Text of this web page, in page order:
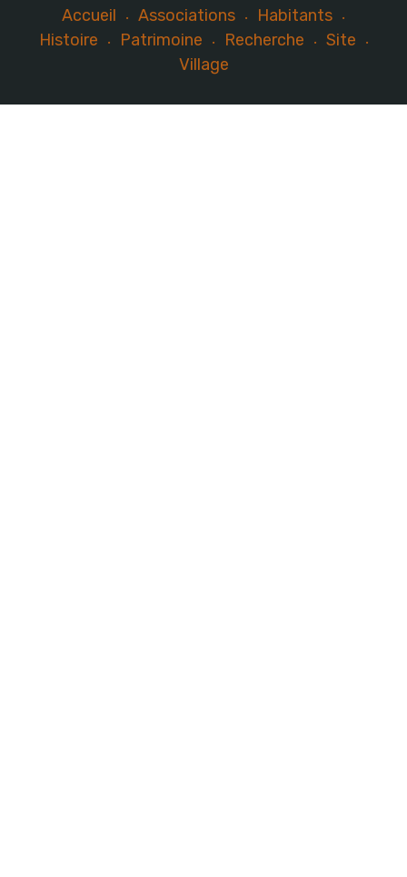
Accueil
Associations
Habitants
Histoire
Patrimoine Recherche
Site
Village